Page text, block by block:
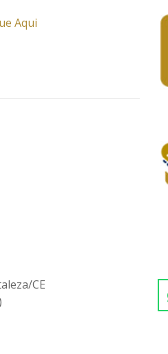
Aqui
CE